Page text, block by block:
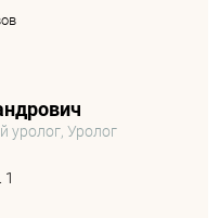
уролог, Уролог
1